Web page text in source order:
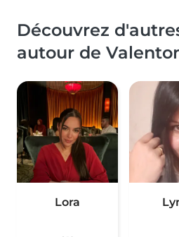
Découvrez
autour de
Lora